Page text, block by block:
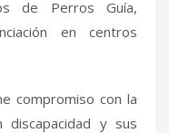
de Perros Guía,
en centros
compromiso con la
discapacidad y sus